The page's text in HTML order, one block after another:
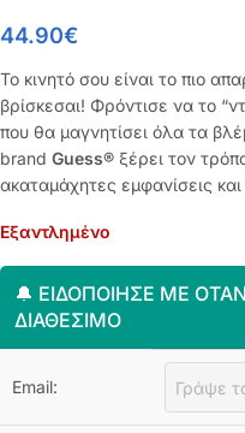
44.90€
Το κινητό σου είναι το πιο
βρίσκεσαι! Φρόντισε να το
που θα μαγνητίσει όλα τα
brand Guess® ξέρει τον
ακαταμάχητες εμφανίσεις
Εξαντλημένο
🔔 ΕΙΔΟΠΟΊΗΣΈ ΜΕ ΌΤΑΝ
ΔΙΑΘΈΣΙΜΟ
Email: